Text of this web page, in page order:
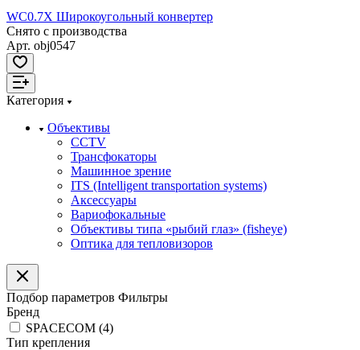
WC0.7X Широкоугольный конвертер
Снято с производства
Арт. obj0547
Категория
Объективы
CCTV
Трансфокаторы
Машинное зрение
ITS (Intelligent transportation systems)
Аксессуары
Вариофокальные
Объективы типа «рыбий глаз» (fisheye)
Оптика для тепловизоров
Подбор параметров Фильтры
Бренд
SPACECOM (4)
Тип крепления